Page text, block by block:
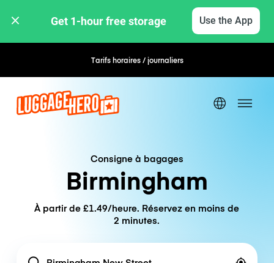
Get 1-hour free storage Use the App
Tarifs horaires / journaliersRéservation flexible
Consigne à bagages
Birmingham
À partir de £1.49/heure. Réservez en moins de
2 minutes.